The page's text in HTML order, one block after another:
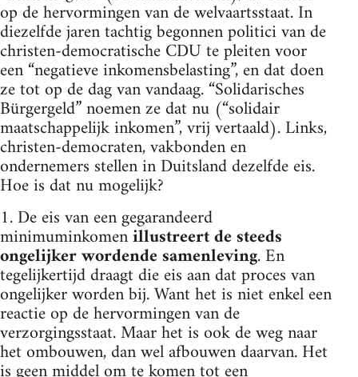
op de hervormingen van de welvaartsstaat. In
diezelfde jaren tachtig begonnen politici van de
christen-democratische CDU te pleiten voor
een “negatieve inkomensbelasting”, en dat doen
ze tot op de dag van vandaag. “Solidarisches
Bürgergeld” noemen ze dat nu (“solidair
maatschappelijk inkomen”, vrij vertaald). Links,
christen-democraten, vakbonden en
ondernemers stellen in Duitsland dezelfde eis.
Hoe is dat nu mogelijk?
1. De eis van een gegarandeerd
minimuminkomenillustreert de steeds
ongelijker wordende samenleving. En
tegelijkertijd draagt die eis aan dat proces van
ongelijker worden bij. Want het is niet enkel een
reactie op de hervormingen van de
verzorgingsstaat. Maar het is ook de weg naar
het ombouwen, dan wel afbouwen daarvan. Het